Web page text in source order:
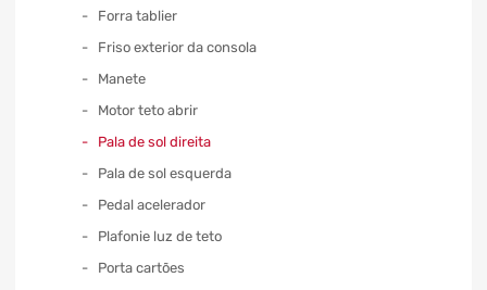
Forra tablier
Friso exterior da consola
Manete
Motor teto abrir
Pala de sol direita
Pala de sol esquerda
Pedal acelerador
Plafonie luz de teto
Porta cartões